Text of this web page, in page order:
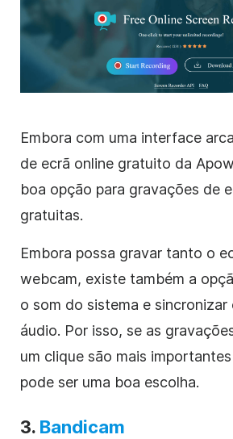
Embora com uma interface
de ecrã online gratuito da
boa opção para gravações de
gratuitas.
Embora possa gravar tanto o
webcam, existe também a
o som do sistema e
áudio. Por isso, se as
um clique são mais
pode ser uma boa escolha.
3. Bandicam